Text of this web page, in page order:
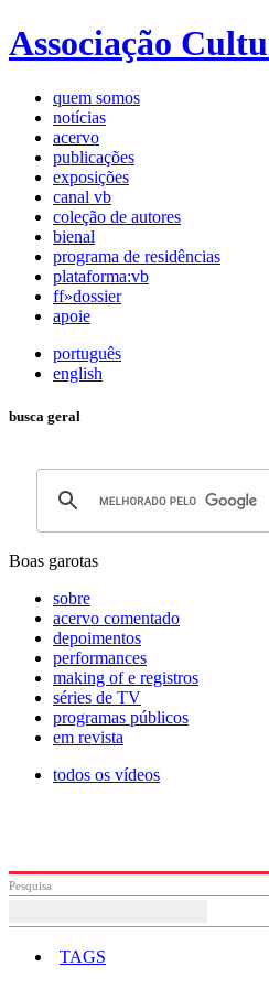
Associação
quem somos
notícias
acervo
publicações
exposições
canal vb
coleção de autores
bienal
programa de residências
plataforma:vb
ff»dossier
apoie
português
english
busca geral
Boas garotas
sobre
acervo comentado
depoimentos
performances
making of e registros
séries de TV
programas públicos
em revista
todos os vídeos
Pesquisa
TAGS